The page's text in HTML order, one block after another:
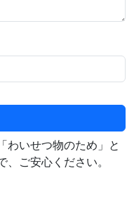
わいせつ物のため」と
、ご安心ください。